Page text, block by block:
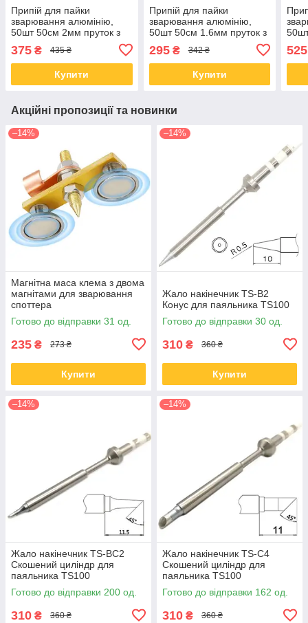
Припій для пайки
зварювання алюмінію,
50шт 50см 2мм пруток з
375 ₴ 435 ₴
Купити
Припій для пайки
зварювання алюмінію,
50шт 50см 1.6мм пруток з
295₴ 342 ₴
Купити
525
Акційні пропозиції та новинки
–14%
Магнітна маса клема з двома
магнітами для зварювання
споттера
Готово до відправки 31 од.
235 ₴ 273 ₴
Купити
–14%
Жало накінечник TS-B2
Конус для паяльника TS100
Готово до відправки 30 од.
310 ₴ 360 ₴
Купити
–14%
Жало накінечник TS-BC2
Скошений циліндр для
паяльника TS100
Готово до відправки 200 од.
310 ₴ 360 ₴
–14%
Жало накінечник TS-C4
Скошений циліндр для
паяльника TS100
Готово до відправки 162 од.
310 ₴ 360 ₴